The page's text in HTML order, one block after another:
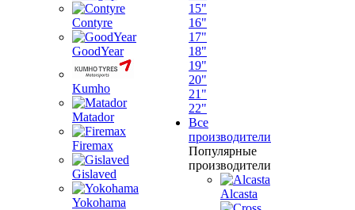
Contyre
GoodYear
Kumho
Matador
Firemax
Gislaved
Yokohama
15"
16"
17"
18"
19"
20"
21"
22"
Все
производители
Популярные
производители
Alcasta